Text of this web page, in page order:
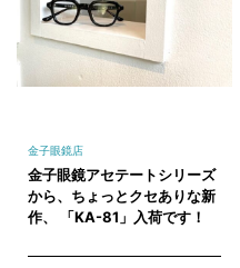
金子眼鏡店
金子眼鏡アセテートシリーズ
から、ちょっとクセありな新
作、 「KA-81」入荷です！